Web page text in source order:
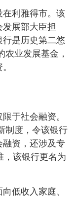
利雅得市。该
发展部大臣担
是历史第二悠
农业发展基金，
于社会融资。
制度，令该银行
资，还涉及专
，该银行更名为
低收入家庭、